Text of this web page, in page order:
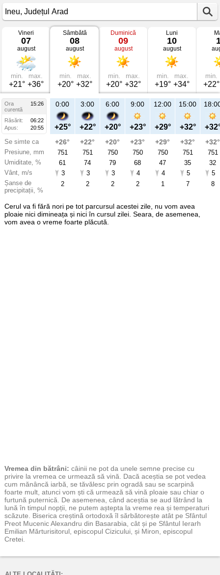
Vremea
Ineu
mâine
Județul
Arad
Vineri
07
august
min.
+21°
max.
+36°
Sâmbătă
08
august
min.
+20°
max.
+32°
Duminică
09
august
min.
+20°
max.
+32°
Luni
10
august
min.
+19°
max.
+34°
min.
+22°
Ora
15:26
curentă
Răsărit:
06:22
Apus:
20:55
Se simte ca
Presiune, mm
Umiditate, %
Vânt, m/s
Șanse de
precipitații, %
21:00
+31°
+31°
751
42
4
38
Sâ
aug
0:00
+25°
+26°
751
61
3
2
3:00
+22°
+22°
751
74
3
2
6:00
+20°
+20°
750
79
3
2
9:00
+23°
+23°
750
68
4
2
12:00
+29°
+29°
750
47
4
1
15:00
+32°
+32°
751
35
5
7
+32°
751
32
5
8
Cerul va fi fără nori pe tot parcursul acestei zile, nu vom avea
ploaie nici dimineața și nici în cursul zilei. Seara, de asemenea,
vom avea o vreme foarte plăcută.
Vremea din bătrâni: câinii ne pot da unele semne precise cu
privire la vremea ce urmează să vină. Dacă aceștia se pot vedea
cum mănâncă iarbă, se tăvălesc prin ogradă sau se scarpină
foarte mult, atunci vom ști că urmează să vină ploaie sau chiar o
furtună puternică. De asemenea, când aceștia se aud lătrând la
lună în timpul nopții, ne putem aștepta la vreme rea și temperaturi
scăzute. Biserica creștină ortodoxă îl sărbătorește atât pe Sfântul
Preot Mucenic Alexandru din Basarabia, cât și pe Sfântul Ierarh
Emilian Mărturisitorul, episcopul Cizicului, și Miron, episcopul
Cretei.